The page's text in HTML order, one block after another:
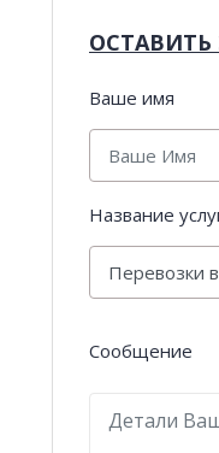
ОСТАВИТЬ
Ваше имя
Название
Сообщение